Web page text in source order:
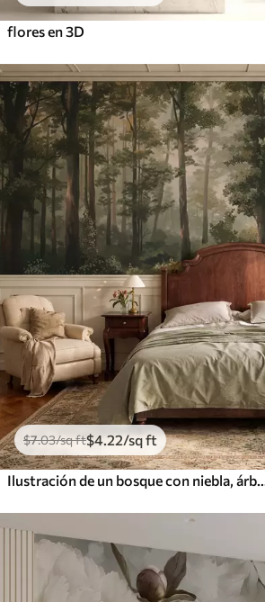
flores en 3D
$7.03/sq ft$4.22/sq ft